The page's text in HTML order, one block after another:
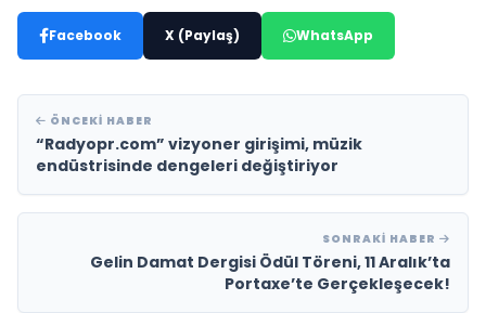
Facebook X (Paylaş) WhatsApp
ÖNCEKI HABER
“Radyopr.com” vizyoner girişimi, müzik
endüstrisinde dengeleri değiştiriyor
SONRAKI HABER
Gelin Damat Dergisi Ödül Töreni, 11 Aralık’ta
Portaxe’te Gerçekleşecek!